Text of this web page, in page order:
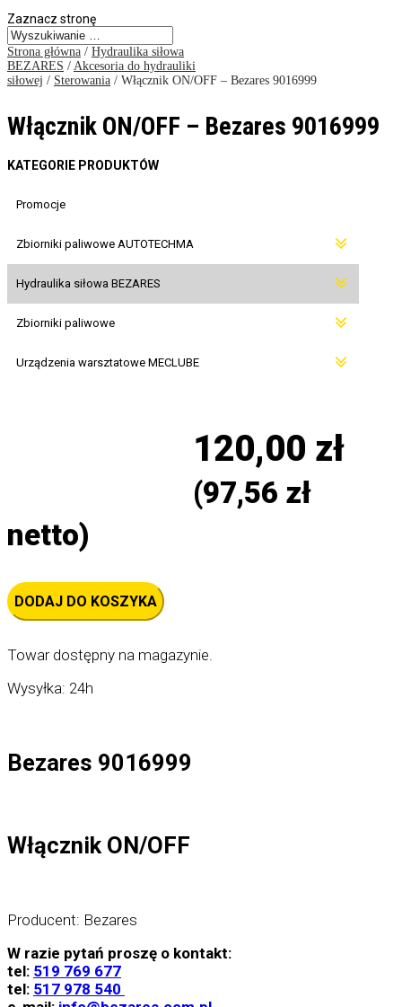
Zaznacz stronę
Strona główna / Hydraulika siłowa
BEZARES / Akcesoria do hydrauliki
siłowej / Sterowania / Włącznik ON/OFF – Bezares 9016999
Włącznik ON/OFF – Bezares 9016999
KATEGORIE PRODUKTÓW
Promocje
Zbiorniki paliwowe AUTOTECHMA
Hydraulika siłowa BEZARES
Zbiorniki paliwowe
Urządzenia warsztatowe MECLUBE
120,00 zł
(97,56 zł
netto)
ilość
Włącznik
ON/OFF
9016999
DODAJ DO KOSZYKA
Towar dostępny na magazynie.
Wysyłka: 24h
Bezares 9016999
Włącznik ON/OFF
Producent: Bezares
W razie pytań proszę o kontakt:
tel: 519 769 677
tel: 517 978 540